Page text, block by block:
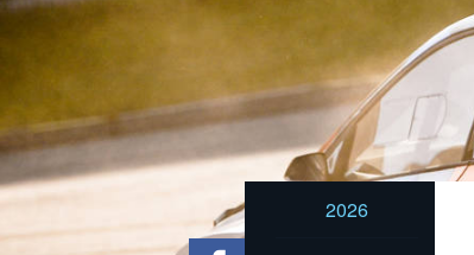
2026